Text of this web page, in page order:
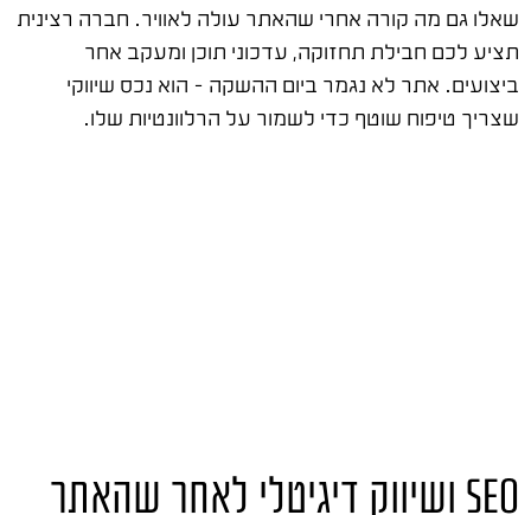
שאלו גם מה קורה אחרי שהאתר עולה לאוויר. חברה רצינית
תציע לכם חבילת תחזוקה, עדכוני תוכן ומעקב אחר
ביצועים. אתר לא נגמר ביום ההשקה – הוא נכס שיווקי
שצריך טיפוח שוטף כדי לשמור על הרלוונטיות שלו.
SEO ושיווק דיגיטלי לאחר שהאתר